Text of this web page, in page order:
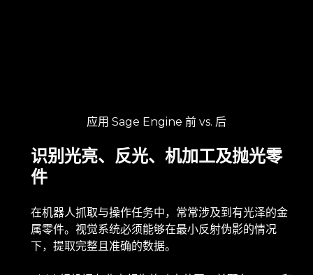
应用 Sage Engine 前 vs. 后
识别光亮、反光、机加工及抛光零
件
在机器人抓取与操作任务中，常常涉及到有光泽的金
属零件。视觉系统必须能够在最小反射伪影的情况
下，提取完整且准确的数据。